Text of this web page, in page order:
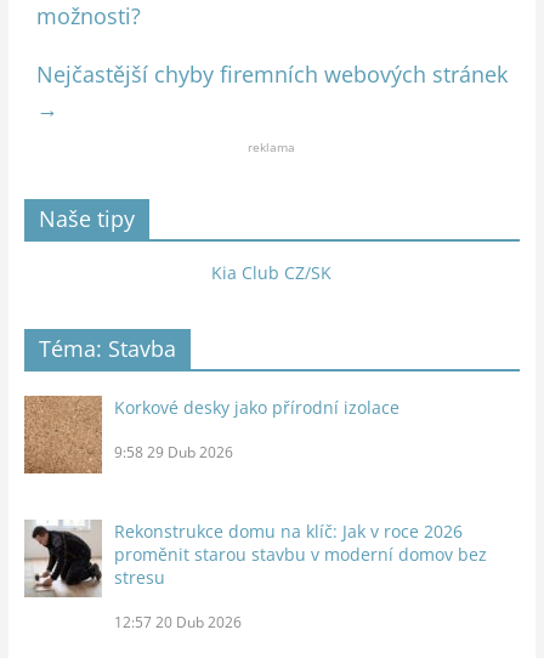
možnosti?
Nejčastější chyby firemních webových stránek
→
reklama
Naše tipy
Kia Club CZ/SK
Téma: Stavba
Korkové desky jako přírodní izolace
9:58 29 Dub 2026
Rekonstrukce domu na klíč: Jak v roce 2026
proměnit starou stavbu v moderní domov bez
stresu
12:57 20 Dub 2026